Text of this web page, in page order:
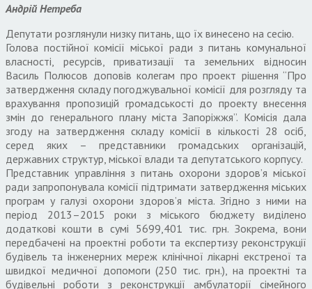
Андрій Нетреба
Депутати розглянули низку питань, що їх винесено на сесію.
Голова постійної комісії міської ради з питань комунальної
власності, ресурсів, приватизації та земельних відносин
Василь Полюсов доповів колегам про проект рішення “Про
затвердження складу погоджувальної комісії для розгляду та
врахування пропозицій громадськості до проекту внесення
змін до генерального плану міста Запоріжжя”. Комісія дала
згоду на затвердження складу комісії в кількості 28 осіб,
серед яких – представники громадських організацій,
державних структур, міської влади та депутатського корпусу.
Представник управління з питань охорони здоров’я міської
ради запропонувала комісії підтримати затвердження міських
програм у галузі охорони здоров’я міста. Згідно з ними на
період 2013–2015 роки з міського бюджету виділено
додаткові кошти в сумі 5699,401 тис. грн. Зокрема, вони
передбачені на проектні роботи та експертизу реконструкції
будівель та інженерних мереж клінічної лікарні екстреної та
швидкої медичної допомоги (250 тис. грн.), на проектні та
будівельні роботи з реконструкції амбулаторії сімейного